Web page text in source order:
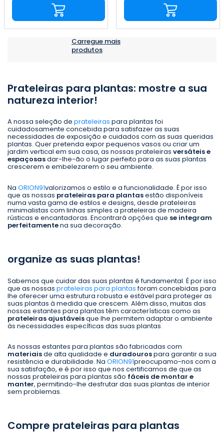
Carregue mais
produtos
Prateleiras para plantas: mostre a sua
natureza interior!
A nossa seleção de prateleiras para plantas foi
cuidadosamente concebida para satisfazer as suas
necessidades de exposição e cuidados com as suas queridas
plantas. Quer pretenda expor pequenos vasos ou criar um
jardim vertical em sua casa, as nossas prateleiras versáteis e
espaçosasdar-lhe-ão o lugar perfeito para as suas plantas
crescerem e embelezarem o seu ambiente.
Na ORION91valorizamos o estilo e a funcionalidade. É por isso
que as nossas prateleiras para plantasestão disponíveis
numa vasta gama de estilos e designs, desde prateleiras
minimalistas com linhas simples a prateleiras de madeira
rústicas e encantadoras. Encontrará opções que se integram
perfeitamentena sua decoração.
organize as suas plantas!
Sabemos que cuidar das suas plantas é fundamental. É por isso
que as nossas prateleiras para plantasforam concebidas para
lhe oferecer uma estrutura robusta e estável para proteger as
suas plantas à medida que crescem. Além disso, muitas das
nossas estantes para plantas têm características como as
prateleiras ajustáveisque lhe permitem adaptar o ambiente
às necessidades específicas das suas plantas.
As nossas estantes para plantas são fabricadas com
materiaisde alta qualidade e duradourospara garantir a sua
resistência e durabilidade. Na ORION91preocupamo-nos com a
sua satisfação, e é por isso que nos certificamos de que as
nossas prateleiras para plantas são fáceis de montar e
manter, permitindo-lhe desfrutar das suas plantas de interior
sem problemas.
Compre prateleiras para plantas